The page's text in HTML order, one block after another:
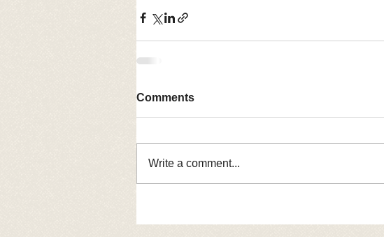
Comments
Write a comment...